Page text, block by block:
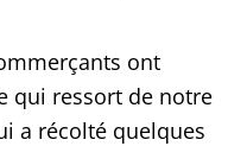
ont
qui ressort de notre
a récolté quelques